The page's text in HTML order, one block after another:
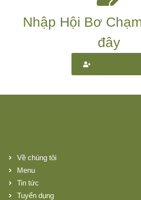
Nhập Hội Bơ
đây
Về chúng tôi
Menu
Tin tức
Tuyển dụng